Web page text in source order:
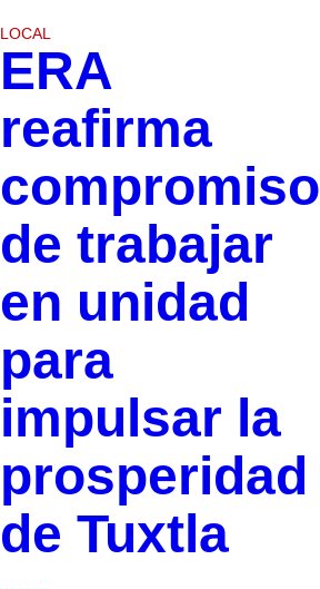
LOCAL
ERA
reafirma
compromiso
de trabajar
en unidad
para
impulsar la
prosperidad
de Tuxtla